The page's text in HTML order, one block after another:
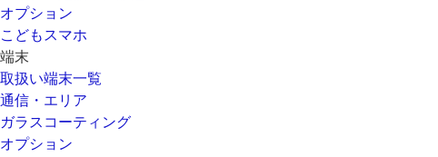
オプション
こどもスマホ
端末
取扱い端末一覧
通信・エリア
ガラスコーティング
オプション